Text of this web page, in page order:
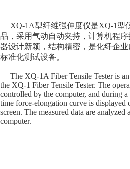
XQ-1A型纤维强伸度仪是XQ-1型
品，采用气动自动夹持，计算机程
器设计新颖，结构精密，是化纤企
标准化测试设备。
The XQ-1A Fiber Tensile Tester is
the XQ-1 Fiber Tensile Tester. The
controlled by the computer, and during a
time force-elongation curve is displayed
screen. The measured data are analyzed
computer.